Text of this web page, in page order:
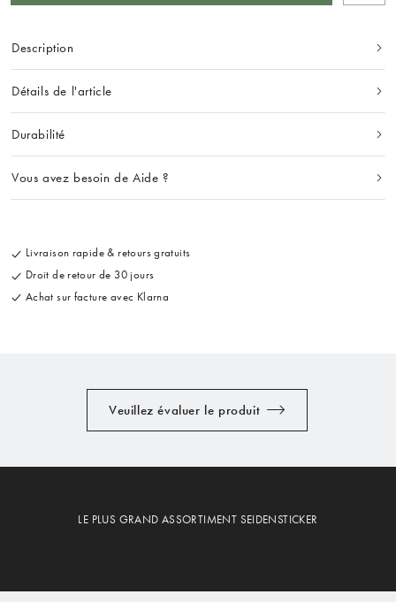
Description
Détails de l'article
Durabilité
Vous avez besoin de Aide ?
Livraison rapide & retours gratuits
Droit de retour de 30 jours
Achat sur facture avec Klarna
Veuillez évaluer le produit
LE PLUS GRAND ASSORTIMENT SEIDENSTICKER